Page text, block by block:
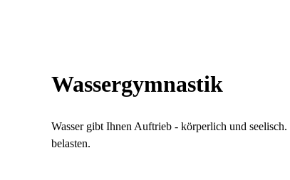
Wassergymnastik
Wasser gibt Ihnen Auftrieb - körperlich und
belasten.